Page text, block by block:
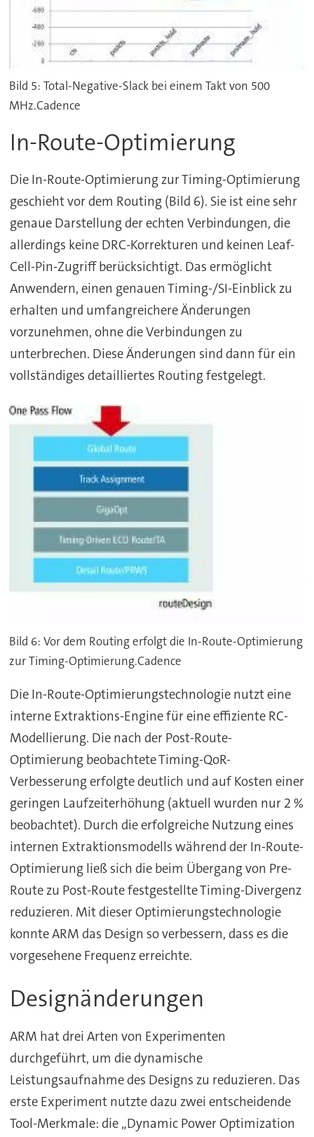
Bild 5: Total-Negative-Slack bei einem Takt von 500
MHz.Cadence
In-Route-Optimierung
Die In-Route-Optimierung zur Timing-Optimierung
geschieht vor dem Routing (Bild 6). Sie ist eine sehr
genaue Darstellung der echten Verbindungen, die
allerdings keine DRC-Korrekturen und keinen Leaf-
Cell-Pin-Zugriff berücksichtigt. Das ermöglicht
Anwendern, einen genauen Timing-/SI-Einblick zu
erhalten und umfangreichere Änderungen
vorzunehmen, ohne die Verbindungen zu
unterbrechen. Diese Änderungen sind dann für ein
vollständiges detailliertes Routing festgelegt.
Bild 6: Vor dem Routing erfolgt die In-Route-Optimierung
zur Timing-Optimierung.Cadence
Die In-Route-Optimierungstechnologie nutzt eine
interne Extraktions-Engine für eine effiziente RC-
Modellierung. Die nach der Post-Route-
Optimierung beobachtete Timing-QoR-
Verbesserung erfolgte deutlich und auf Kosten einer
geringen Laufzeiterhöhung (aktuell wurden nur 2 %
beobachtet). Durch die erfolgreiche Nutzung eines
internen Extraktionsmodells während der In-Route-
Optimierung ließ sich die beim Übergang von Pre-
Route zu Post-Route festgestellte Timing-Divergenz
reduzieren. Mit dieser Optimierungstechnologie
konnte ARM das Design so verbessern, dass es die
vorgesehene Frequenz erreichte.
Designänderungen
ARM hat drei Arten von Experimenten
durchgeführt, um die dynamische
Leistungsaufnahme des Designs zu reduzieren. Das
erste Experiment nutzte dazu zwei entscheidende
Tool-Merkmale: die „Dynamic Power Optimization